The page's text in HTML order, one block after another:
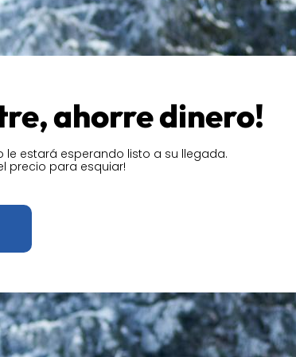
ahorre dinero!
estará esperando listo a su llegada.
precio para esquiar!